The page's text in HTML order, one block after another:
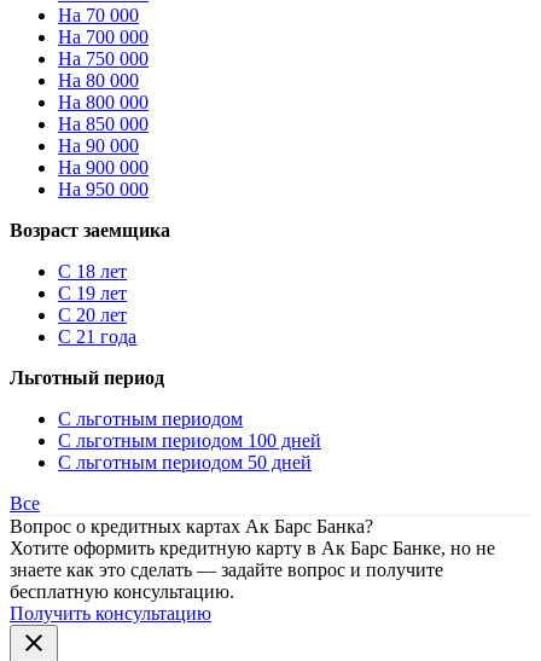
На 70 000
На 700 000
На 750 000
На 80 000
На 800 000
На 850 000
На 90 000
На 900 000
На 950 000
Возраст заемщика
С 18 лет
С 19 лет
С 20 лет
С 21 года
Льготный период
С льготным периодом
С льготным периодом 100 дней
С льготным периодом 50 дней
Все
Вопрос о кредитных картах Ак Барс Банка?
Хотите оформить кредитную карту в Ак Барс Банке, но не
знаете как это сделать — задайте вопрос и получите
бесплатную консультацию.
Получить консультацию
close